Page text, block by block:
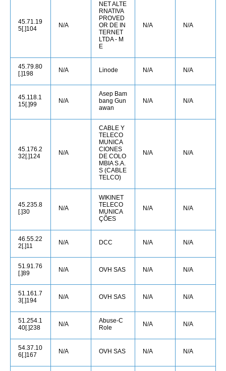
45.71.19
5[.]104
N/A
NET ALTE
RNATIVA
PROVED
OR DE IN
TERNET
LTDA - M
E
N/A N/A
45.79.80
[.]198
N/A Linode N/A N/A
45.118.1
15[.]99
N/A
Asep Bam
bang Gun
awan
N/A N/A
45.176.2
32[.]124
N/A
CABLE Y
TELECO
MUNICA
CIONES
DE COLO
MBIA S.A.
S (CABLE
TELCO)
N/A N/A
45.235.8
[.]30
N/A
WIKINET
TELECO
MUNICA
ÇÕES
N/A N/A
46.55.22
2[.]11
N/A DCC N/A N/A
51.91.76
[.]89
N/A OVH SAS N/A N/A
51.161.7
3[.]194
N/A OVH SAS N/A N/A
51.254.1
40[.]238
N/A
Abuse-C
Role
N/A N/A
54.37.10
6[.]167
N/A OVH SAS N/A N/A